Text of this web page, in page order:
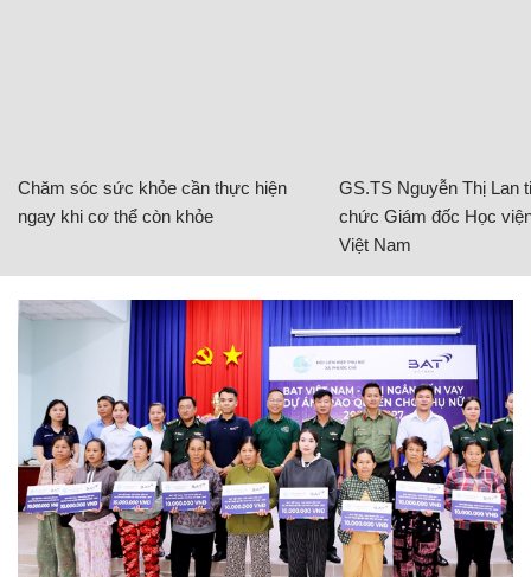
Chăm sóc sức khỏe cần thực hiện
ngay khi cơ thể còn khỏe
GS.TS Nguyễn Thị Lan
chức Giám đốc Học
Việt Nam